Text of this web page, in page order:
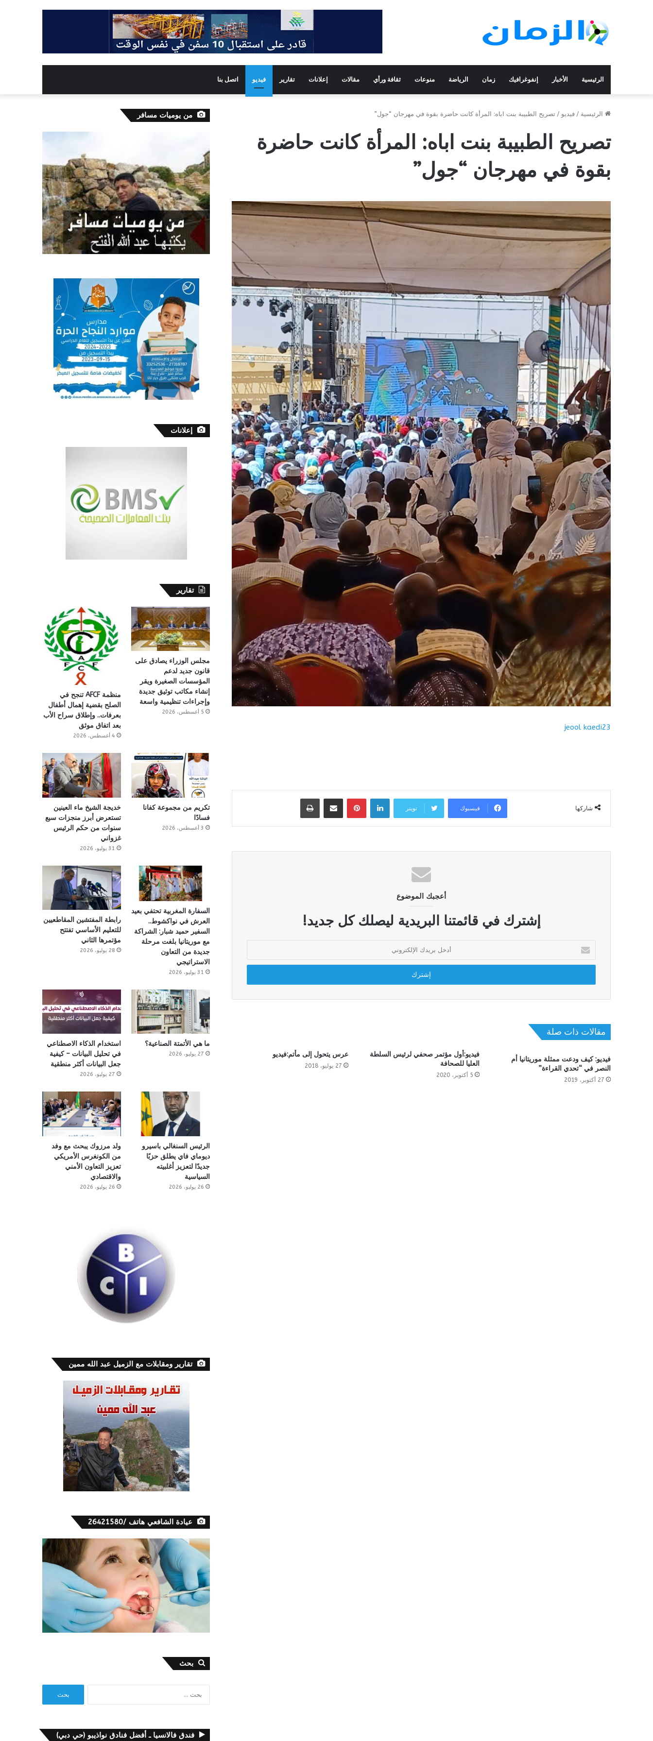
الرئيسية الأخبار إنفوغرافيك زمان الرياضة منوعات ثقافة ورأي مقالات إعلانات تقارير فيديو اتصل بنا
الرئيسية / فيديو / تصريح الطبيبة بنت اباه: المرأة كانت حاضرة بقوة في مهرجان “جول”
تصريح الطبيبة بنت اباه: المرأة كانت حاضرة
بقوة في مهرجان “جول”
jeool kaedi23
شاركها فيسبوك تويتر
لينكدإن بينتيريستمشاركة عبر البريد طباعة
أعجبك الموضوع
إشترك في قائمتنا البريدية ليصلك كل جديد!
بريدك
الإلكتروني
مقالات ذات صلة
فيديو: كيف ودعت ممثلة موريتانيا أم
النصر في “تحدي القراءة”
27 أكتوبر، 2019
فيديو:أول مؤتمر صحفي لرئيس السلطة
العليا للصحافة
5 أكتوبر، 2020
عرس يتحول إلى مأتم:فيديو
27 يوليو، 2018
من يوميات مسافر
إعلانات
تقارير
مجلس الوزراء يصادق على
قانون جديد لدعم
المؤسسات الصغيرة ويقر
إنشاء مكاتب توثيق جديدة
وإجراءات تنظيمية واسعة
5 أغسطس، 2026
منظمة AFCF تنجح في
الصلح بقضية إهمال أطفال
بعرفات.. وإطلاق سراح الأب
بعد اتفاق موثق
4 أغسطس، 2026
تكريم من مجموعة كفانا
فسادًا
3 أغسطس، 2026
خديجة الشيخ ماء العينين
تستعرض أبرز منجزات سبع
سنوات من حكم الرئيس
غزواني
31 يوليو، 2026
السفارة المغربية تحتفي بعيد
العرش في نواكشوط..
السفير حميد شبار: الشراكة
مع موريتانيا بلغت مرحلة
جديدة من التعاون
الاستراتيجي
31 يوليو، 2026
رابطة المفتشين المقاطعيين
للتعليم الأساسي تفتتح
مؤتمرها الثاني
28 يوليو، 2026
ما هي الأتمتة الصناعية؟
27 يوليو، 2026
استخدام الذكاء الاصطناعي
في تحليل البيانات – كيفية
جعل البيانات أكثر منطقية
27 يوليو، 2026
الرئيس السنغالي باسيرو
ديوماي فاي يطلق حزبًا
جديدًا لتعزيز أغلبيته
السياسية
26 يوليو، 2026
ولد مرزوك يبحث مع وفد
من الكونغرس الأمريكي
تعزيز التعاون الأمني
والاقتصادي
26 يوليو، 2026
تقارير ومقابلات مع الزميل عبد الله ممين
عيادة الشافعي هاتف /26421580
بحث
فندق فالانسيا ـ أفضل فنادق نواذيبو (حي دبي)